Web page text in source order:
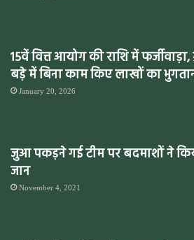
15वें वित्त आयोग की राशि में
बड़े में बिना काम किए लाखों का
January 20, 2026
जुआ पकड़ने गई टीम पर बदमाशों ने
जान
November 4, 2021